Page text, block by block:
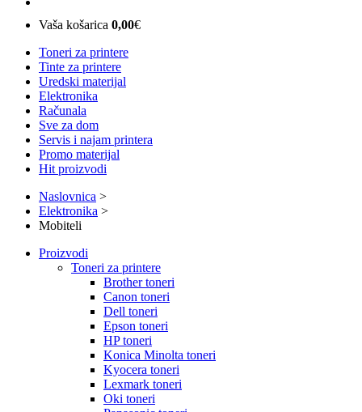
Vaša košarica 0,00€
Toneri za printere
Tinte za printere
Uredski materijal
Elektronika
Računala
Sve za dom
Servis i najam printera
Promo materijal
Hit proizvodi
Naslovnica >
Elektronika >
Mobiteli
Proizvodi
Toneri za printere
Brother toneri
Canon toneri
Dell toneri
Epson toneri
HP toneri
Konica Minolta toneri
Kyocera toneri
Lexmark toneri
Oki toneri